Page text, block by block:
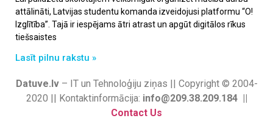
attālināti, Latvijas studentu komanda izveidojusi platformu “O!
Izglītība”. Tajā ir iespējams ātri atrast un apgūt digitālos rīkus
tiešsaistes
Lasīt pilnu rakstu »
Datuve.lv– IT un Tehnoloģiju ziņas || Copyright © 2004-
2020 || Kontaktinformācija: info@209.38.209.184 ||
Contact Us